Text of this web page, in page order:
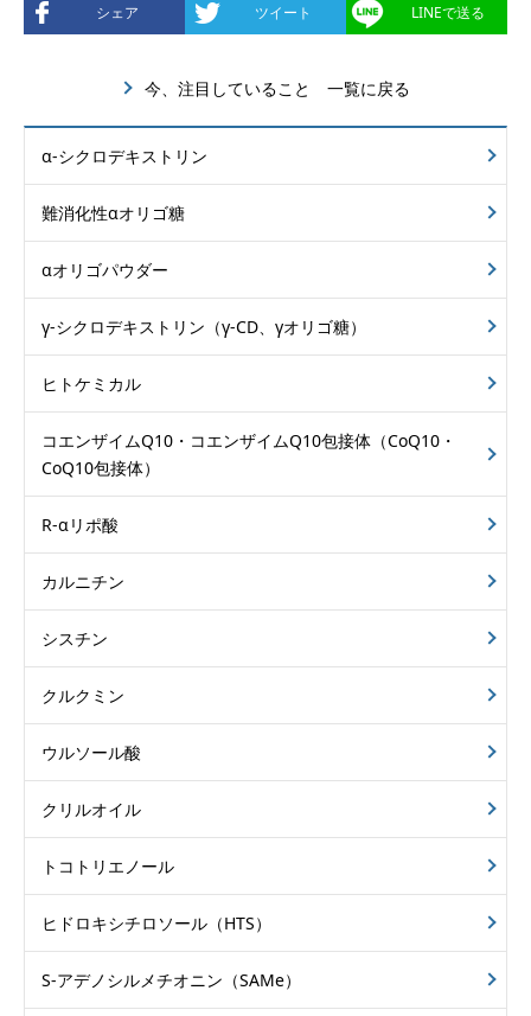
シェア ツイート LINEで送る
今、注目していること 一覧に戻る
α-シクロデキストリン
難消化性αオリゴ糖
αオリゴパウダー
γ-シクロデキストリン （γ-CD、γオリゴ糖）
ヒトケミカル
コエンザイムQ10・ コエンザイムQ10包接体 （CoQ10・
CoQ10包接体）
R-αリポ酸
カルニチン
シスチン
クルクミン
ウルソール酸
クリルオイル
トコトリエノール
ヒドロキシチロソール（HTS）
S-アデノシルメチオニン（SAMe）